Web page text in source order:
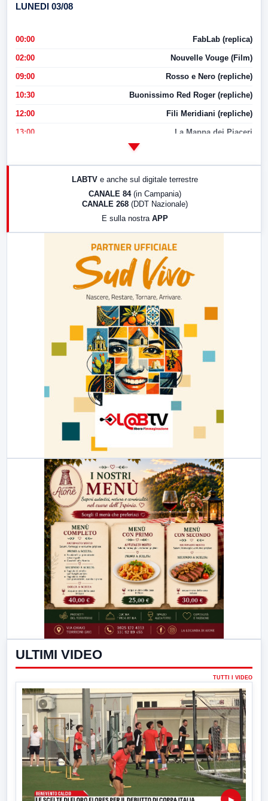
LUNEDI 03/08
00:00 FabLab (replica)
02:00 Nouvelle Vouge (Film)
09:00 Rosso e Nero (repliche)
10:30 Buonissimo Red Roger (repliche)
12:00 Fili Meridiani (repliche)
13:00 La Mappa dei Piaceri
17:00 LabNews (replica)
LABTV e anche sul digitale terrestre
CANALE 84 (in Campania)
CANALE 268 (DDT Nazionale)
E sulla nostra APP
ULTIMI VIDEO
TUTTI I VIDEO